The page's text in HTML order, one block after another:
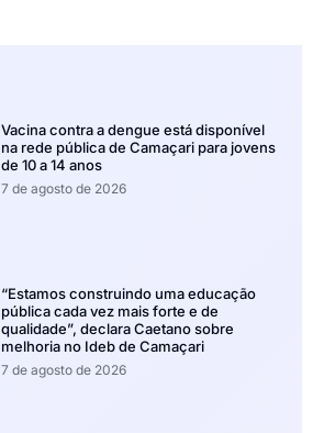
Vacina contra a dengue está disponível
na rede pública de Camaçari para jovens
de 10 a 14 anos
7 de agosto de 2026
“Estamos construindo uma educação
pública cada vez mais forte e de
qualidade”, declara Caetano sobre
melhoria no Ideb de Camaçari
7 de agosto de 2026